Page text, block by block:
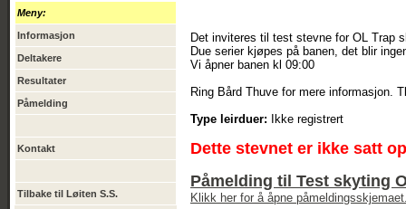
Meny:
Informasjon
Deltakere
Resultater
Påmelding
Kontakt
Tilbake til Løiten S.S.
Det inviteres til test stevne for OL Trap
Due serier kjøpes på banen, det blir
Vi åpner banen kl 09:00
Ring Bård Thuve for mere informasjon.
Type leirduer: Ikke registrert
Dette stevnet er ikke satt
Påmelding til Test skyting
Klikk her for å åpne